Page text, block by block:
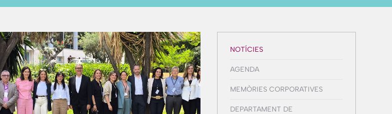
NOTÍCIES
AGENDA
MEMÒRIES CORPORATIVES
DEPARTAMENT DE